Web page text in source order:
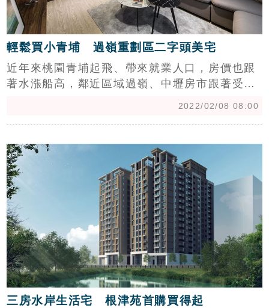
輕鬆買小青埔 過嶺重劃區二字頭美宅
近年來桃園青埔起飛、帶來就業人口，房價也跟
著水漲船高，鄰近區域過嶺、中壢房市跟著受
家庭有更多選擇。
2022/02/08 08:00
三房水岸生活宅 根津苑首購買得起